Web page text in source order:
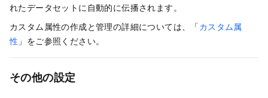
れたデータセットに自動的に伝播されます。
カスタム属性の作成と管理の詳細については、「カスタム属
性 」をご参照ください。
その他の設定